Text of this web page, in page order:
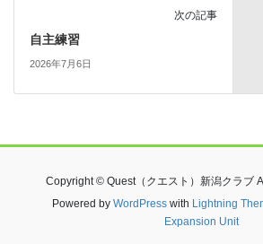
次の記事
自主練習
2026年7月6日
Copyright © Quest（クエスト）新潟クラブ
Powered by WordPresswith Lightning
Expansion Unit